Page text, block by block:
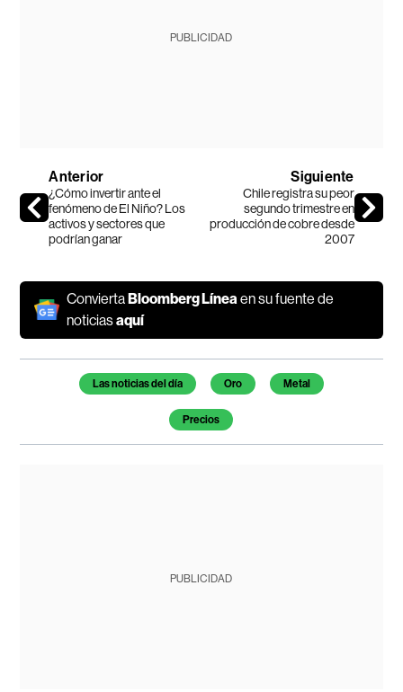
PUBLICIDAD
Anterior
¿Cómo invertir ante el
fenómeno de El Niño? Los
activos y sectores que
podrían ganar
Siguiente
Chile registra su peor
segundo trimestre en
producción de cobre desde
2007
ConviertaBloomberg Línea en su fuente de
noticiasaquí
Temas de este artículo
Las noticias del día Oro Metal
Precios
PUBLICIDAD